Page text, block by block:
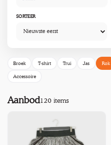
SORTEER
Broek T-shirt Trui Jas Rok
Accessoire
Aanbod120 items